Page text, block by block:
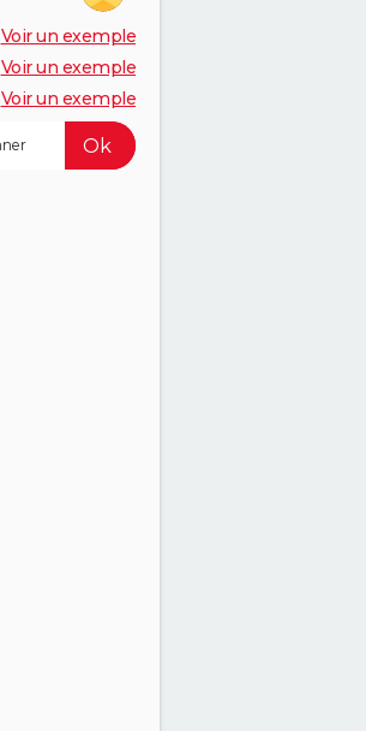
Voir un exemple
Voir un exemple
Voir un exemple